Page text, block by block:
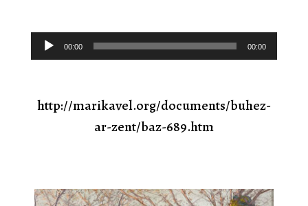
Lecteur
audio
00:00 00:00
http://marikavel.org/documents/buhez-
ar-zent/baz-689.htm